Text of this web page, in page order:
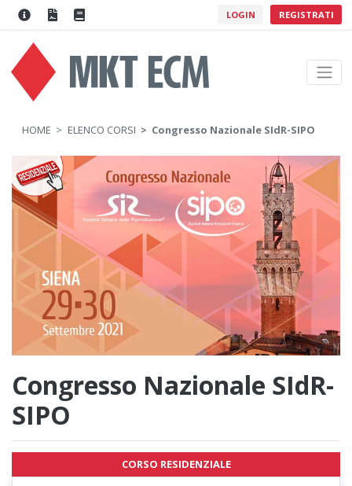
LOGIN REGISTRATI
HOME ELENCO CORSI Congresso Nazionale SIdR-SIPO
Congresso Nazionale SIdR-
SIPO
CORSO RESIDENZIALE